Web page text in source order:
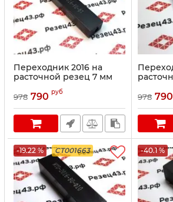
Переходник 2016 на
расточной резец 7 мм
978 790 руб 978 790
-19.22 % CT001663 -40.1 %